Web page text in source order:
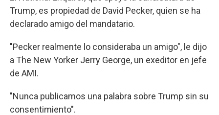
Trump, es propiedad de David Pecker, quien se ha
declarado amigo del mandatario.
"Pecker realmente lo consideraba un amigo", le dijo
a The New Yorker Jerry George, un exeditor en jefe
de AMI.
"Nunca publicamos una palabra sobre Trump sin su
consentimiento".